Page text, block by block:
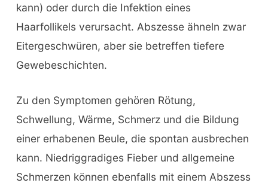
kann) oder durch die Infektion eines
Haarfollikels verursacht. Abszesse ähneln zwar
Eitergeschwüren, aber sie betreffen tiefere
Gewebeschichten.
Zu den Symptomen gehören Rötung,
Schwellung, Wärme, Schmerz und die Bildung
einer erhabenen Beule, die spontan ausbrechen
kann. Niedriggradiges Fieber und allgemeine
Schmerzen können ebenfalls mit einem Abszess